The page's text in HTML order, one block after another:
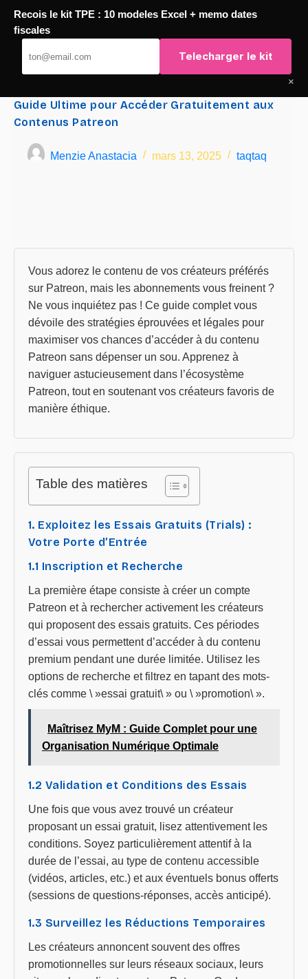
Passer
au
contenu
TaqTaq
Guide Ultime pour Accéder Gratuitement aux
Contenus Patreon
Menzie Anastacia mars 13, 2025 taqtaq
Vous adorez le contenu de vos créateurs préférés
sur Patreon, mais les abonnements vous freinent ?
Ne vous inquiétez pas ! Ce guide complet vous
dévoile des stratégies éprouvées et légales pour
maximiser vos chances d’accéder à du contenu
Patreon sans dépenser un sou. Apprenez à
naviguer astucieusement dans l’écosystème
Patreon, tout en soutenant vos créateurs favoris de
manière éthique.
Table des matières
1. Exploitez les Essais Gratuits (Trials) :
Votre Porte d’Entrée
1.1 Inscription et Recherche
La première étape consiste à créer un compte
Patreon et à rechercher activement les créateurs
qui proposent des essais gratuits. Ces périodes
d’essai vous permettent d’accéder à du contenu
premium pendant une durée limitée. Utilisez les
options de recherche et filtrez en tapant des mots-
clés comme \ »essai gratuit\ » ou \ »promotion\ ».
Maîtrisez MyM : Guide Complet pour une
Organisation Numérique Optimale
1.2 Validation et Conditions des Essais
Une fois que vous avez trouvé un créateur
proposant un essai gratuit, lisez attentivement les
conditions. Soyez particulièrement attentif à la
durée de l’essai, au type de contenu accessible
(vidéos, articles, etc.) et aux éventuels bonus offerts
(sessions de questions-réponses, accès anticipé).
1.3 Surveillez les Réductions Temporaires
Les créateurs annoncent souvent des offres
promotionnelles sur leurs réseaux sociaux, leurs
Recois le kit TPE : 10 modeles Excel + memo dates
fiscales
Telecharger le kit
×